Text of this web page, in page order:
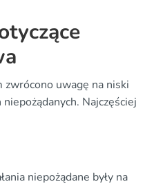
uwagę na niski
Najczęściej
niepożądane były na